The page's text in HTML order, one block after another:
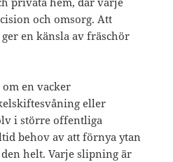
och omsorg. Att
en känsla av fräschör
en vacker
eller
i större offentliga
behov av att förnya ytan
helt. Varje slipning är